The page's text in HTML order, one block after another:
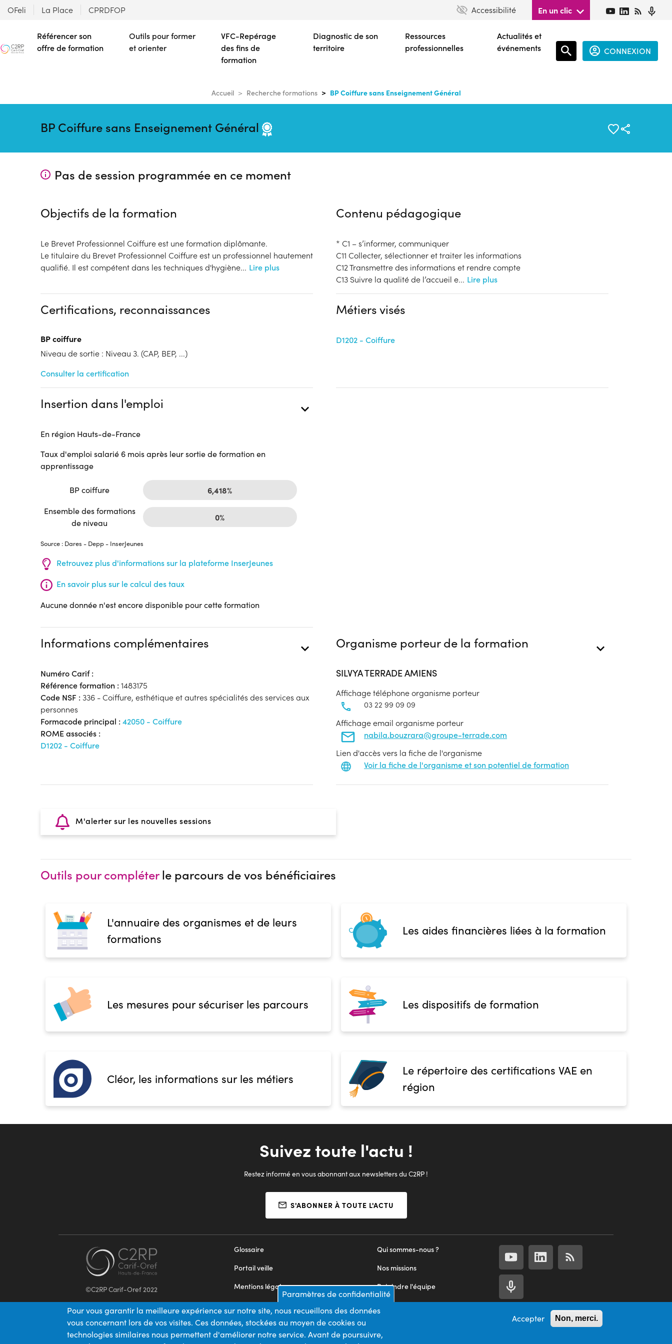
contenu
principal
OFeli La Place CPRDFOP Accessibilité En un clic
Référencer son
offre de formation
Outils pour former
et orienter
VFC-Repérage
des fins de
formation
Diagnostic de son
territoire
Ressources
professionnelles
Actualités et
événements
CONNEXION
Accueil Recherche formations BP Coiffure sans Enseignement Général
BP Coiffure sans Enseignement Général
Pas de session programmée en ce moment
Objectifs de la formation
Le Brevet Professionnel Coiffure est une formation diplômante.
Le titulaire du Brevet Professionnel Coiffure est un professionnel hautement
qualifié. Il est compétent dans les techniques d'hygiène... Lire plus
Contenu pédagogique
* C1 – s’informer, communiquer
C11 Collecter, sélectionner et traiter les informations
C12 Transmettre des informations et rendre compte
C13 Suivre la qualité de l’accueil e... Lire plus
Certifications, reconnaissances
BP coiffure
Niveau de sortie : Niveau 3. (CAP, BEP, ...)
Consulter la certification
Métiers visés
D1202 - Coiffure
Insertion dans l'emploi
En région Hauts-de-France
Taux d'emploi salarié 6 mois après leur sortie de formation en
apprentissage
BP coiffure 6,418%
Ensemble des formations
de niveau
0%
Source : Dares - Depp - InserJeunes
Retrouvez plus d'informations sur la plateforme InserJeunes
En savoir plus sur le calcul des taux
Aucune donnée n'est encore disponible pour cette formation
Informations complémentaires
Numéro Carif :
Référence formation : 1483175
Code NSF : 336 - Coiffure, esthétique et autres spécialités des services aux
personnes
Formacode principal : 42050 - Coiffure
ROME associés :
D1202 - Coiffure
Organisme porteur de la formation
SILVYA TERRADE AMIENS
Affichage téléphone organisme porteur
03 22 99 09 09
Affichage email organisme porteur
nabila.bouzrara@groupe-terrade.com
Lien d'accès vers la fiche de l'organisme
Voir la fiche de l'organisme et son potentiel de formation
M'alerter sur les nouvelles sessions
Outils pour compléterle parcours de vos bénéficiaires
L'annuaire des organismes et de leurs
formations
Les aides financières liées à la formation
Les mesures pour sécuriser les parcours Les dispositifs de formation
Cléor, les informations sur les métiers
Le répertoire des certifications VAE en
région
Suivez toute l'actu !
Restez informé en vous abonnant aux newsletters du C2RP !
S'ABONNER À TOUTE L'ACTU
©C2RP Carif-Oref 2022
Qui sommes-nous ?
Nos missions
Rejoindre l'équipe
Nous contacter
Glossaire
Portail veille
Mentions légales
Appels d'offres
Plan du site
Paramètres de confidentialité
Pour vous garantir la meilleure expérience sur notre site, nous recueillons des données
vous concernant lors de vos visites. Ces données, stockées au moyen de cookies ou
technologies similaires nous permettent d'améliorer notre service. Avant de poursuivre,
Accepter Non, merci.